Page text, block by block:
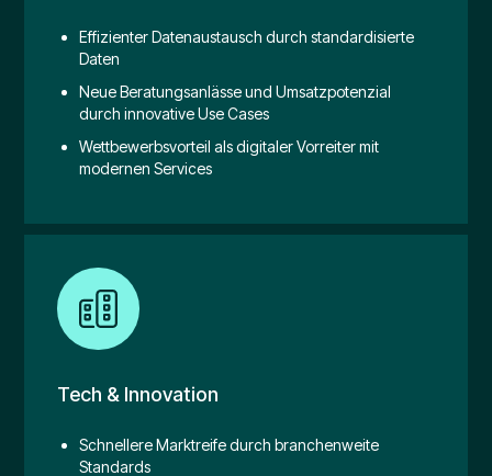
Effizienter Datenaustausch durch standardisierte
Daten
Neue Beratungsanlässe und Umsatzpotenzial
durch innovative Use Cases
Wettbewerbsvorteil als digitaler Vorreiter mit
modernen Services
Tech & Innovation
Schnellere Marktreife durch branchenweite
Standards